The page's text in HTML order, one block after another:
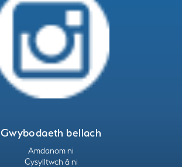
Gwybodaeth bellach
Amdanom ni
Cysylltwch â ni